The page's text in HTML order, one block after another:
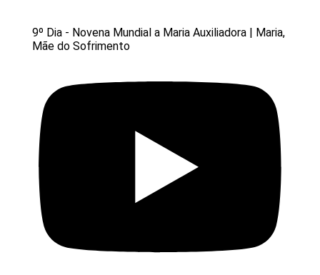
9º Dia - Novena Mundial a Maria Auxiliadora | Maria,
Mãe do Sofrimento